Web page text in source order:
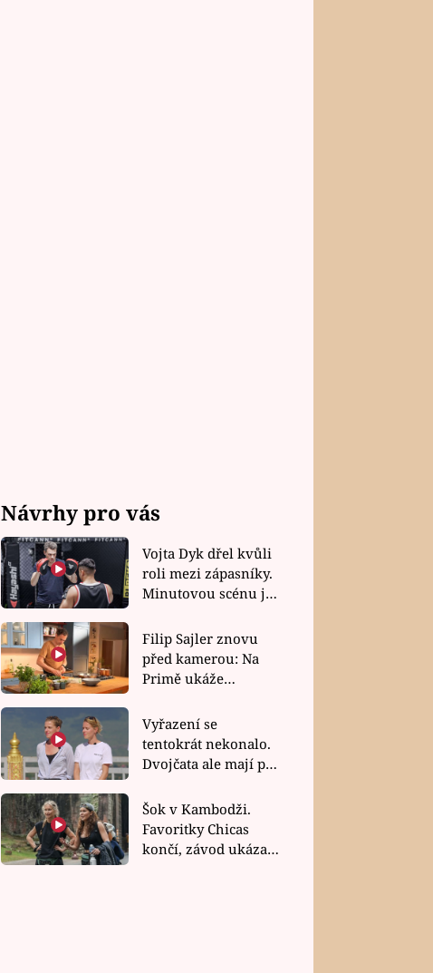
Návrhy pro vás
Vojta Dyk dřel kvůli
roli mezi zápasníky.
Minutovou scénu jel
Filip Sajler znovu
před kamerou: Na
Primě ukáže
rychlé recepty
Vyřazení se
tentokrát nekonalo.
Dvojčata ale mají po
závodu nůž na krku
Šok v Kambodži.
Favoritky Chicas
končí, závod ukázal